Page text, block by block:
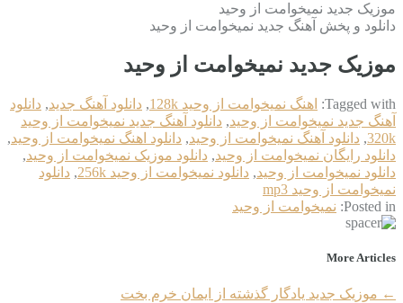
موزیک جدید نمیخوامت از وحید
دانلود و پخش آهنگ جدید نمیخوامت از وحید
موزیک جدید نمیخوامت از وحید
Tagged with: اهنگ نمیخوامت از وحید 128k , دانلود آهنگ جدید, دانلود
آهنگ جدید نمیخوامت از وحید, دانلود آهنگ جدید نمیخوامت از وحید
320k
, دانلود آهنگ نمیخوامت از وحید, دانلود اهنگ نمیخوامت از وحید,
دانلود رایگان نمیخوامت از وحید, دانلود موزیک نمیخوامت از وحید,
دانلود نمیخوامت از وحید, دانلود نمیخوامت از وحید 256k , دانلود
نمیخوامت از وحید mp3
Posted in: نمیخوامت از وحید
More Articles
← موزیک جدید یادگار گذشته از ایمان خرم بخت